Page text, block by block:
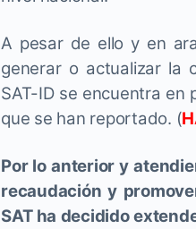
A pesar de ello y en
generar o actualizar la
SAT-ID se encuentra en
que se han reportado. (
Por lo anterior y
recaudación y
SAT ha decidido